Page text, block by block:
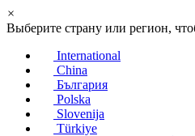
×
Выберите страну или регион,
International
China
България
Polska
Slovenija
Türkiye